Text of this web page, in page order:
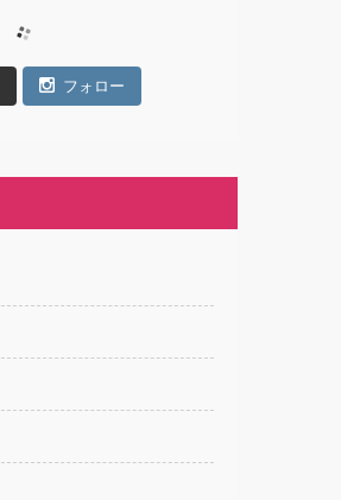
フォロー